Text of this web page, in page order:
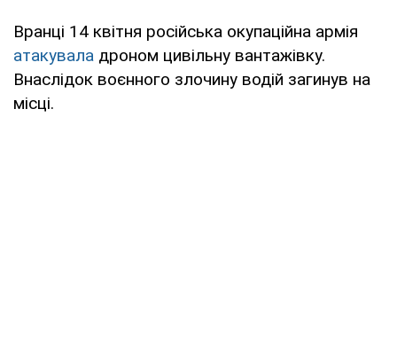
Вранці 14 квітня російська окупаційна армія
атакувала дроном цивільну вантажівку.
Внаслідок воєнного злочину водій загинув на
місці.